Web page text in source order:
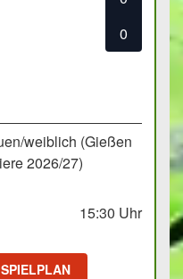
0
weiblich (Gießen
2026/27)
15:30 Uhr